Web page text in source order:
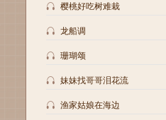
樱桃好吃树难栽
龙船调
珊瑚颂
妹妹找哥哥泪花流
渔家姑娘在海边